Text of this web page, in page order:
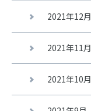
2021年12月
2021年11月
2021年10月